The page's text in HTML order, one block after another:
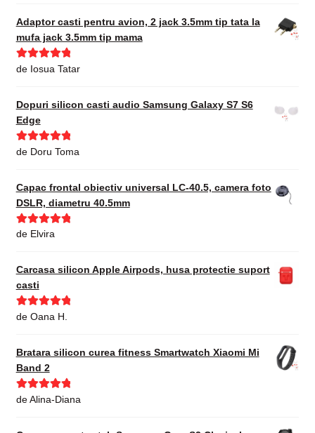
Adaptor casti pentru avion, 2 jack 3.5mm tip tata la
mufa jack 3.5mm tip mama
Evaluat la5
de Iosua Tatar
Dopuri silicon casti audio Samsung Galaxy S7 S6
Edge
Evaluat la5
de Doru Toma
Capac frontal obiectiv universal LC-40.5, camera foto
DSLR, diametru 40.5mm
Evaluat la
de Elvira
Carcasa silicon Apple Airpods, husa protectie suport
casti
Evaluat la5
de Oana H.
Bratara silicon curea fitness Smartwatch Xiaomi Mi
Band 2
Evaluat la5
de Alina-Diana